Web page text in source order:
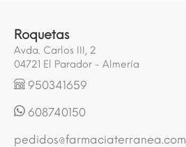
Roquetas
Avda. Carlos III, 2
04721 El Parador - Almería
950341659
608740150
pedidos@farmaciaterranea.com